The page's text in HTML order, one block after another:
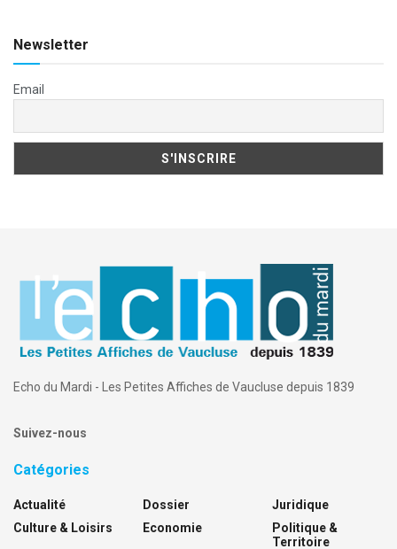
Newsletter
Email
Echo du Mardi - Les Petites Affiches de Vaucluse depuis 1839
Suivez-nous
Catégories
Actualité
Culture & Loisirs
Dossier
Economie
Juridique
Politique &
Territoire